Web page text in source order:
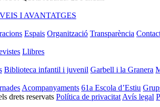
I AVANTATGES
Espais Organització Transparència
Llibres
Biblioteca infantil i juvenil Garbell i la Granera
Acompanyaments 61a Escola d’Estiu
drets reservats Política de privacitat Avís legal